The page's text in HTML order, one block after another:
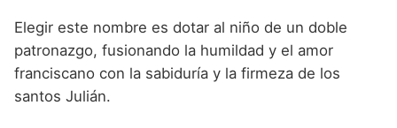
Elegir este nombre es dotar al niño de un doble
patronazgo, fusionando la humildad y el amor
franciscano con la sabiduría y la firmeza de los
santos Julián.